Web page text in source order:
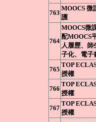
763
MOOCS 微
護
764
MOOCS微
配MOOCS
人履歷、師
子化、電子
765
TOP
授權
766
TOP
授權
767
TOP
授權